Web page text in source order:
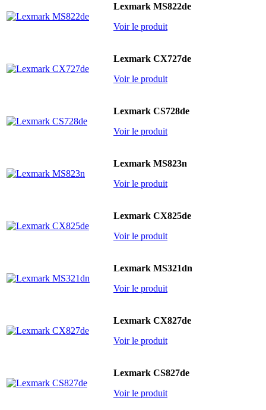
Lexmark MS822de
Voir le produit
Lexmark CX727de
Voir le produit
Lexmark CS728de
Voir le produit
Lexmark MS823n
Voir le produit
Lexmark CX825de
Voir le produit
Lexmark MS321dn
Voir le produit
Lexmark CX827de
Voir le produit
Lexmark CS827de
Voir le produit